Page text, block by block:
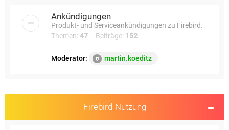
Ankündigungen
Produkt- und Serviceankündigungen zu Firebird.
Themen: 47 Beiträge: 152
Moderator: martin.koeditz
Firebird-Nutzung